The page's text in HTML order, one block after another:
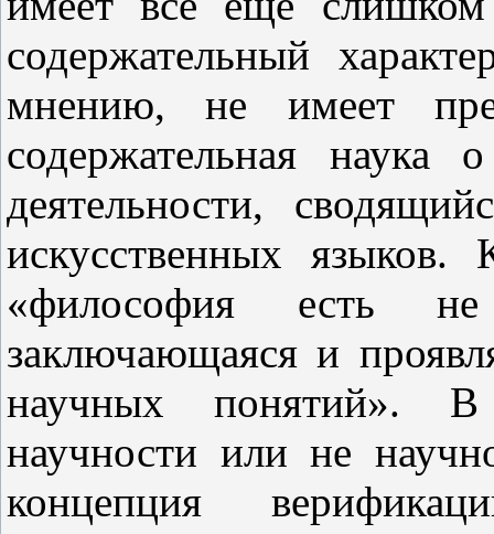
содержательный
мнению, не имеет
содержательная наука
деятельности,
искусственных
«философия есть
заключающаяся и
научных понятий». В
научности или не
концепция